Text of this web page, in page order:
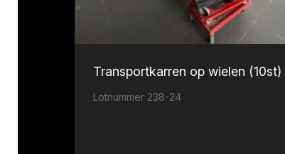
Transportkarren op wielen (10st)
Lotnummer 238-24